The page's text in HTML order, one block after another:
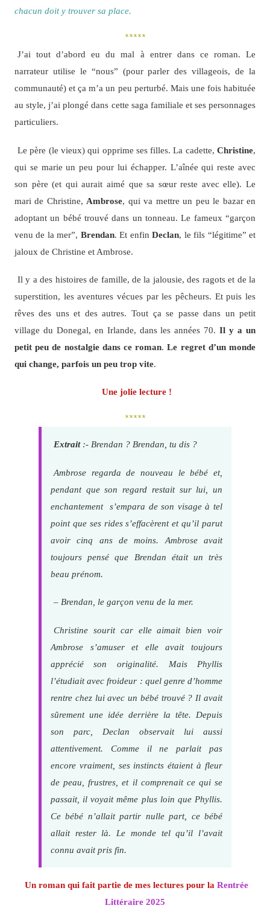
chacun doit y trouver sa place.
*****
J’ai tout d’abord eu du mal à entrer dans ce roman. Le
narrateur utilise le “nous” (pour parler des villageois, de la
communauté) et ça m’a un peu perturbé. Mais une fois habituée
au style, j’ai plongé dans cette saga familiale et ses personnages
particuliers.
Le père (le vieux) qui opprime ses filles. La cadette,Christine,
qui se marie un peu pour lui échapper. L’aînée qui reste avec
son père (et qui aurait aimé que sa sœur reste avec elle). Le
mari de Christine, Ambrose, qui va mettre un peu le bazar en
adoptant un bébé trouvé dans un tonneau. Le fameux “garçon
venu de la mer”, Brendan. Et enfinDeclan, le fils “légitime” et
jaloux de Christine et Ambrose.
Il y a des histoires de famille, de la jalousie, des ragots et de la
superstition, les aventures vécues par les pêcheurs. Et puis les
rêves des uns et des autres. Tout ça se passe dans un petit
village du Donegal, en Irlande, dans les années 70.Il y a un
petit peu de nostalgie dans ce roman.Le regret d’un monde
qui change, parfois un peu trop vite.
Une jolie lecture !
*****
Extrait:- Brendan ? Brendan, tu dis ?
Ambrose regarda de nouveau le bébé et,
pendant que son regard restait sur lui, un
enchantement s’empara de son visage à tel
point que ses rides s’effacèrent et qu’il parut
avoir cinq ans de moins. Ambrose avait
toujours pensé que Brendan était un très
beau prénom.
– Brendan, le garçon venu de la mer.
Christine sourit car elle aimait bien voir
Ambrose s’amuser et elle avait toujours
apprécié son originalité. Mais Phyllis
l’étudiait avec froideur : quel genre d’homme
rentre chez lui avec un bébé trouvé ? Il avait
sûrement une idée derrière la tête. Depuis
son parc, Declan observait lui aussi
attentivement. Comme il ne parlait pas
encore vraiment, ses instincts étaient à fleur
de peau, frustres, et il comprenait ce qui se
passait, il voyait même plus loin que Phyllis.
Ce bébé n’allait partir nulle part, ce bébé
allait rester là. Le monde tel qu’il l’avait
connu avait pris fin.
Un roman qui fait partie de mes lectures pour la Rentrée
Littéraire 2025